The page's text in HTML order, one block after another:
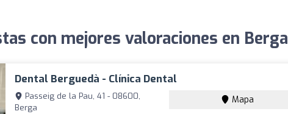
con mejores valoraciones en Berga
Dental Berguedà - Clínica Dental
Passeig de la Pau, 41 - 08600,
Berga
Mapa